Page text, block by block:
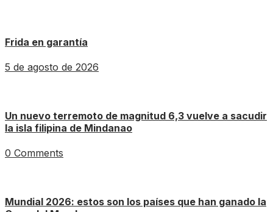
Frida en garantía
5 de agosto de 2026
Un nuevo terremoto de magnitud 6,3 vuelve a sacudir
la isla filipina de Mindanao
0 Comments
Mundial 2026: estos son los países que han ganado la